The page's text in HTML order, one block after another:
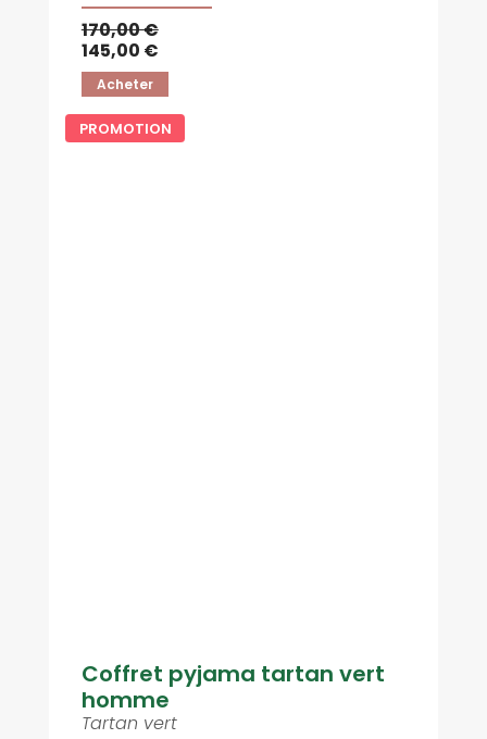
170,00 €
145,00 €
Acheter
PROMOTION
Coffret pyjama tartan vert
homme
Tartan vert